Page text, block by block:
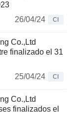
26/04/24
CI
Co.,Ltd
finalizado el 31
25/04/24
CI
Co.,Ltd
finalizados el